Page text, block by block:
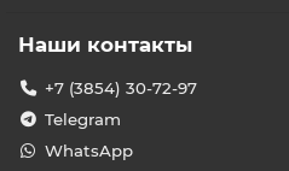
Наши контакты
+7 (3854) 30-72-97
Telegram
WhatsApp